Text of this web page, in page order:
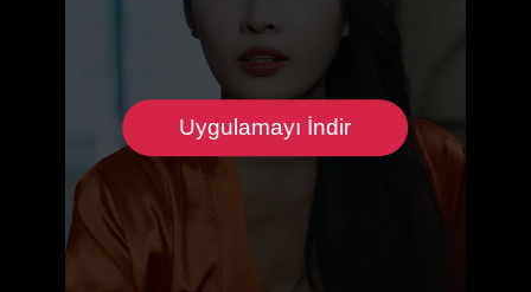
Uygulamayı İndir